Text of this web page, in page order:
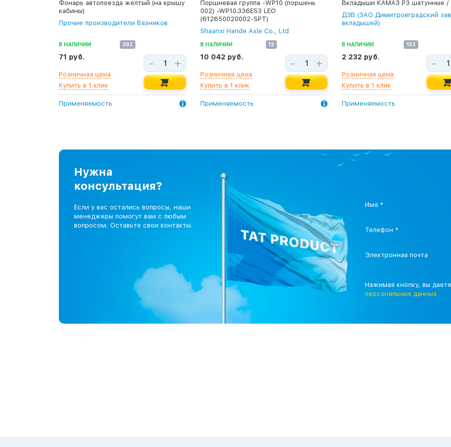
Фонарь автопоезда желтый (на крышу
кабины)
Прочие производители Вязников
В НАЛИЧИИ 392
71 руб.
Розничная цена
Купить в 1 клик
- +
Применяемость
Поршневая группа -WP10 (поршень
002) -WP10.336E53 LEO
(612650020002-SPT)
Shaanxi Hande Axle Co., Ltd
В НАЛИЧИИ 12
10 042 руб.
Розничная цена
Купить в 1 клик
- +
Применяемость
Вкладыши КАМАЗ Р3 шатунные
ДЗВ (ЗАО Димитровградский
вкладышей)
В НАЛИЧИИ 102
2 232 руб.
Розничная цена
Купить в 1 клик
-
Применяемость
Нужна
консультация?
Если у вас остались вопросы, наши
менеджеры помогут вам с любым
вопросом. Оставьте свои контакты.
Имя *
Телефон *
Электронная почта
Нажимая кнопку, вы
персональных данных